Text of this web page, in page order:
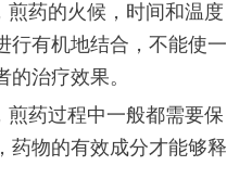
药的火候，时间和温度
行有机地结合，不能使一
治疗效果。
药过程中一般都需要保
药物的有效成分才能够释